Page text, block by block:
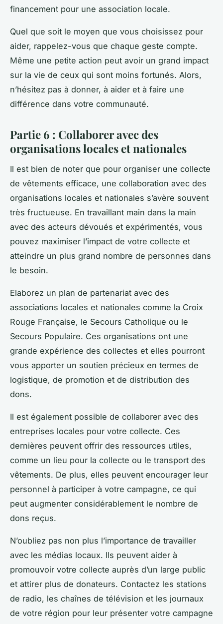
financement pour une association locale.
Quel que soit le moyen que vous choisissez pour
aider, rappelez-vous que chaque geste compte.
Même une petite action peut avoir un grand impact
sur la vie de ceux qui sont moins fortunés. Alors,
n’hésitez pas à donner, à aider et à faire une
différence dans votre communauté.
Partie 6 : Collaborer avec des
organisations locales et nationales
Il est bien de noter que pour organiser une collecte
de vêtements efficace, une collaboration avec des
organisations locales et nationales s’avère souvent
très fructueuse. En travaillant main dans la main
avec des acteurs dévoués et expérimentés, vous
pouvez maximiser l’impact de votre collecte et
atteindre un plus grand nombre de personnes dans
le besoin.
Elaborez un plan de partenariat avec des
associations locales et nationales comme la Croix
Rouge Française, le Secours Catholique ou le
Secours Populaire. Ces organisations ont une
grande expérience des collectes et elles pourront
vous apporter un soutien précieux en termes de
logistique, de promotion et de distribution des
dons.
Il est également possible de collaborer avec des
entreprises locales pour votre collecte. Ces
dernières peuvent offrir des ressources utiles,
comme un lieu pour la collecte ou le transport des
vêtements. De plus, elles peuvent encourager leur
personnel à participer à votre campagne, ce qui
peut augmenter considérablement le nombre de
dons reçus.
N’oubliez pas non plus l’importance de travailler
avec les médias locaux. Ils peuvent aider à
promouvoir votre collecte auprès d’un large public
et attirer plus de donateurs. Contactez les stations
de radio, les chaînes de télévision et les journaux
de votre région pour leur présenter votre campagne